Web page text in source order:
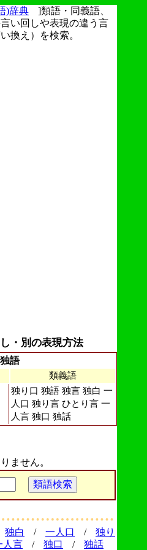
)辞典
]類語・同義語、
い回しや表現の違う言
換え）を検索。
・別の表現方法
独語
類義語
独り口 独語 独言 独白 一
人口 独り言 ひとり言 一
人言 独口 独話
ません。
独白 / 一人口 /
独り
人言 / 独口 /
独話